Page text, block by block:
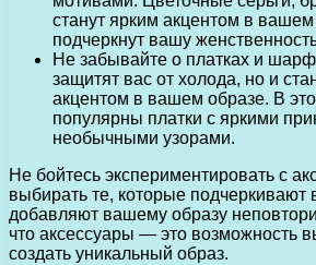
станут ярким акцентом в вашем
подчеркнут вашу
Не забывайте о платках и
защитят вас от холода, но и
акцентом в вашем образе. В
популярны платки с яркими
необычными узорами.
Не бойтесь экспериментировать с
выбирать те, которые подчеркивают
добавляют вашему образу
что аксессуары — это возможность
создать уникальный образ.